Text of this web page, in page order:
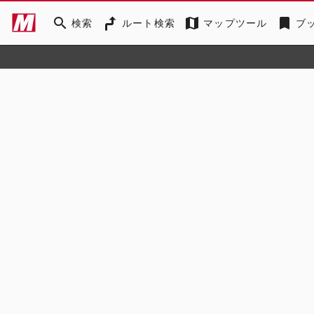
search 検索 ルート検索 map マップツール bookmark ブ